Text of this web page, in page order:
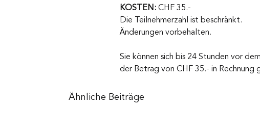
KOSTEN: CHF 35.-
Die Teilnehmerzahl ist beschränkt.
Änderungen vorbehalten.
Sie können sich bis 24 Stunden vor
der Betrag von CHF 35.- in Rechnung
Ähnliche Beiträge